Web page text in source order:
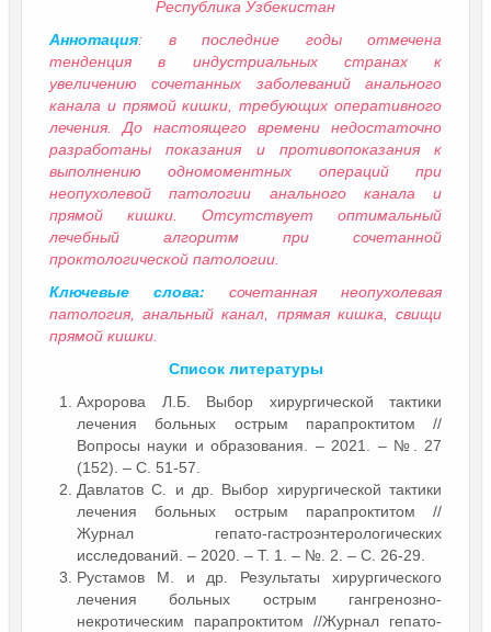
Республика Узбекистан
Аннотация: в последние годы отмечена
тенденция в индустриальных странах к
увеличению сочетанных заболеваний анального
канала и прямой кишки, требующих оперативного
лечения. До настоящего времени недостаточно
разработаны показания и противопоказания к
выполнению одномоментных операций при
неопухолевой патологии анального канала и
прямой кишки. Отсутствует оптимальный
лечебный алгоритм при сочетанной
проктологической патологии.
Ключевые слова: сочетанная неопухолевая
патология, анальный канал, прямая кишка, свищи
прямой кишки.
Список литературы
Ахророва Л.Б. Выбор хирургической тактики
лечения больных острым парапроктитом //
Вопросы науки и образования. – 2021. – №. 27
(152). – С. 51-57.
Давлатов С. и др. Выбор хирургической тактики
лечения больных острым парапроктитом //
Журнал гепато-гастроэнтерологических
исследований. – 2020. – Т. 1. – №. 2. – С. 26-29.
Рустамов М. и др. Результаты хирургического
лечения больных острым гангренозно-
некротическим парапроктитом //Журнал гепато-